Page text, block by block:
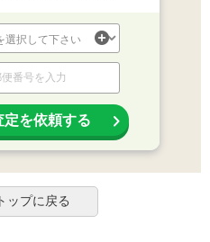
定を依頼する
ップに戻る